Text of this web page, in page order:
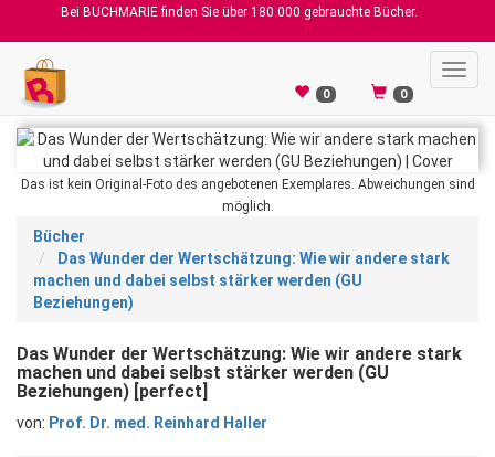
Bei BUCHMARIE finden Sie über 180.000 gebrauchte Bücher.
0 0
Das ist kein Original-Foto des angebotenen Exemplares. Abweichungen sind
möglich.
Bücher
Das Wunder der Wertschätzung: Wie wir andere stark
machen und dabei selbst stärker werden (GU
Beziehungen)
Das Wunder der Wertschätzung: Wie wir andere stark
machen und dabei selbst stärker werden (GU
Beziehungen) [perfect]
von: Prof. Dr. med. Reinhard Haller